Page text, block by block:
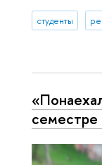
студенты